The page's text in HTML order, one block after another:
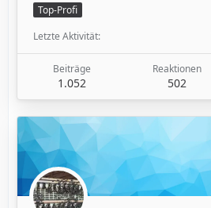
Top-Profi
Letzte Aktivität
Beiträge
1.052
Reaktionen
502